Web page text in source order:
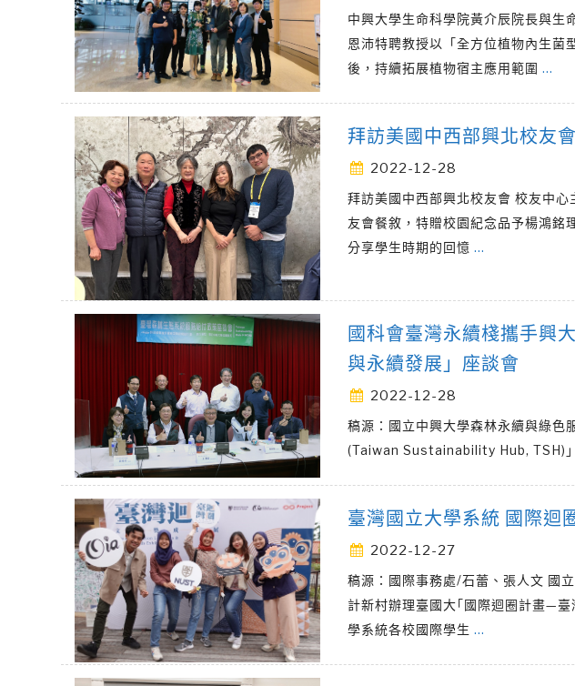
中興大學生命科學院黃介辰院長與生
恩沛特聘教授以「全方位植物內生
後，持續拓展植物宿主應用範圍 …
拜訪美國中西部興北校友會
2022-12-28
拜訪美國中西部興北校友會 校友中
友會餐敘，特贈校園紀念品予楊鴻銘
分享學生時期的回憶 …
國科會臺灣永續棧攜手興
與永續發展」座談會
2022-12-28
稿源：國立中興大學森林永續與綠色
(Taiwan Sustainability Hub, TSH)
臺灣國立大學系統 國際迴
2022-12-27
稿源：國際事務處/石蕾、張人文 國
計新村辦理臺國大｢國際迴圈計畫—
學系統各校國際學生 …